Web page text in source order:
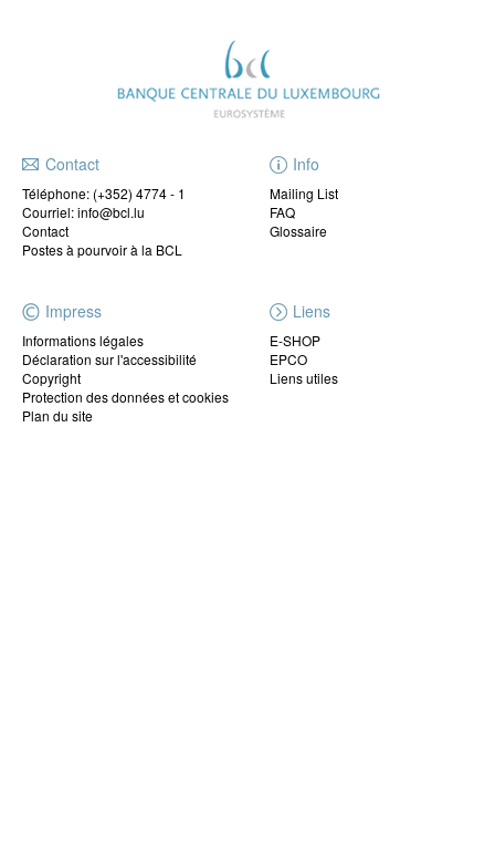
Contact
Téléphone: (+352) 4774 - 1
Courriel: info@bcl.lu
Contact
Postes à pourvoir à la BCL
Info
Mailing List
FAQ
Glossaire
Impress
Informations légales
Déclaration sur l'accessibilité
Copyright
Protection des données et cookies
Plan du site
Liens
E-SHOP
EPCO
Liens utiles